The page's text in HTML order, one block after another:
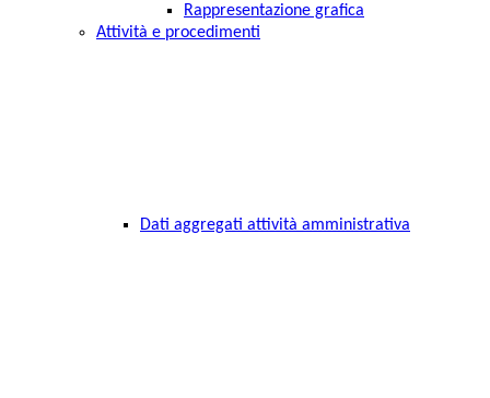
Rappresentazione grafica
Attività e procedimenti
Dati aggregati attività amministrativa